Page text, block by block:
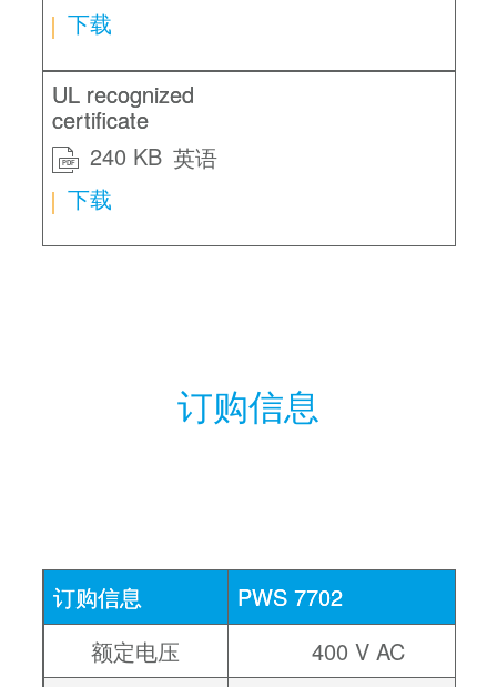
下载
UL recognized
certificate
英语
PDF
240 KB
下载
订购信息
订购信息
PWS 7702
额定电压
400 V AC